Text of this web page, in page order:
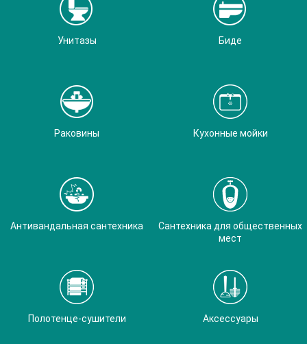
Унитазы Биде
Раковины Кухонные мойки
Антивандальная сантехника
Сантехника для общественных
мест
Полотенце-сушители Аксессуары